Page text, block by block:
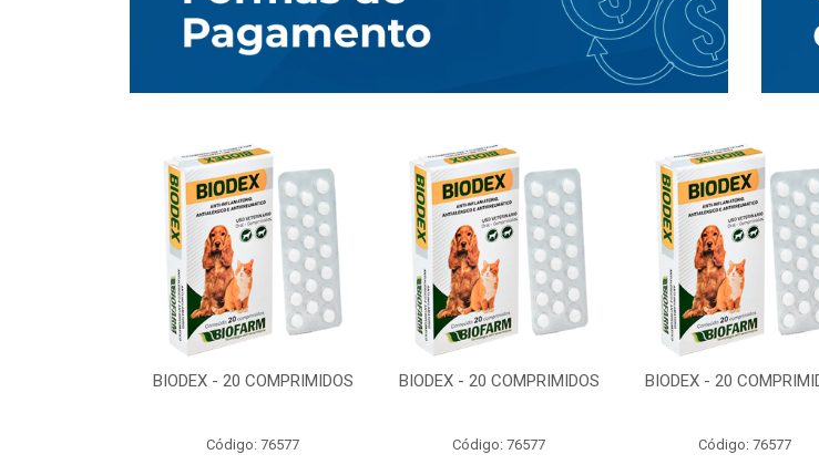
BIODEX - 20 COMPRIMIDOS
Código: 76577
BIODEX - 20 COMPRIMIDOS
Código: 76577
BIODEX - 20
Código: 76577